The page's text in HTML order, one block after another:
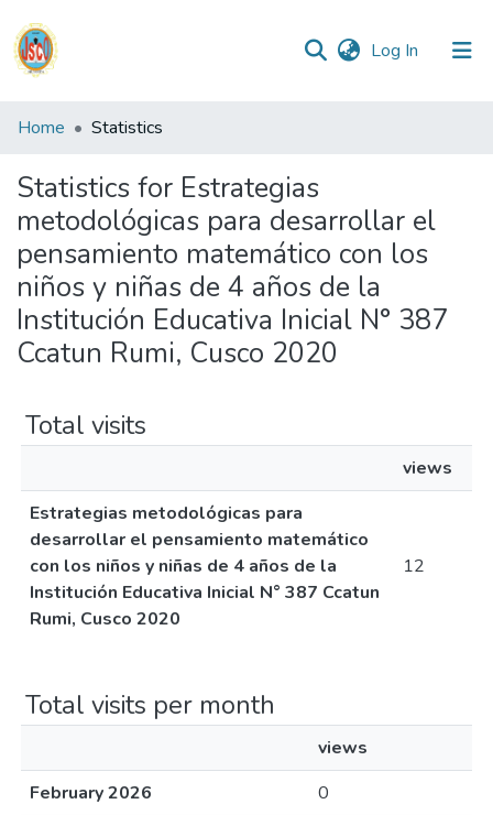
Log In (current)
Communities
Collections
All of DSpace
Reglamento
Formatos
Manuales
Home Statistics
Statistics for Estrategias
metodológicas para desarrollar el
pensamiento matemático con los
niños y niñas de 4 años de la
Institución Educativa Inicial N° 387
Ccatun Rumi, Cusco 2020
Total visits
views
Estrategias metodológicas para
desarrollar el pensamiento matemático
con los niños y niñas de 4 años de la
Institución Educativa Inicial N° 387 Ccatun
Rumi, Cusco 2020
12
Total visits per month
views
February 2026
0